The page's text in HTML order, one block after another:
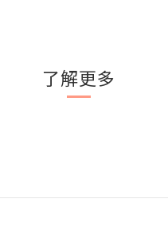
了解更多